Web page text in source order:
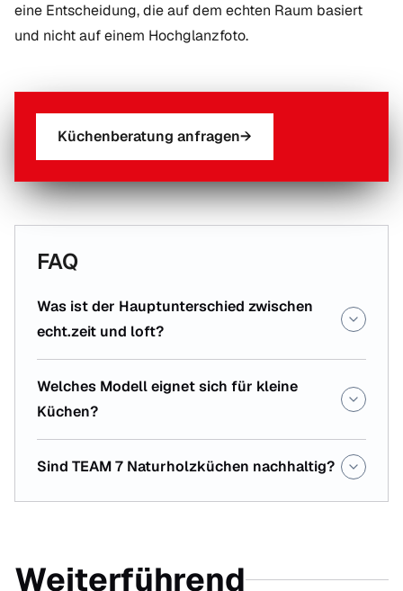
eine Entscheidung, die auf dem echten Raum basiert
und nicht auf einem Hochglanzfoto.
Küchenberatung anfragen→
FAQ
Was ist der Hauptunterschied zwischen
echt.zeit und loft?
Welches Modell eignet sich für kleine
Küchen?
Sind TEAM 7 Naturholzküchen nachhaltig?
Weiterführend